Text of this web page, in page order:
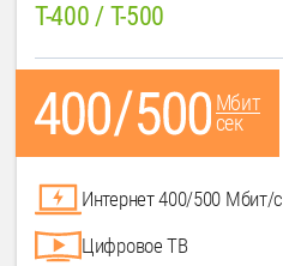
T-400 / T-500
Мбит
сек
Интернет 400/500 Мбит/с
Цифровое ТВ